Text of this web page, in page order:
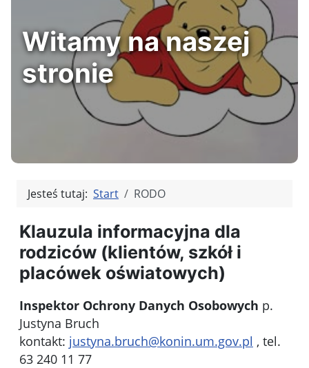
Witamy na naszej
stronie
Jesteś tutaj: Start RODO
Klauzula informacyjna dla
rodziców (klientów, szkół i
placówek oświatowych)
Inspektor Ochrony Danych Osobowych p.
Justyna Bruch
kontakt: justyna.bruch@konin.um.gov.pl , tel.
63 240 11 77